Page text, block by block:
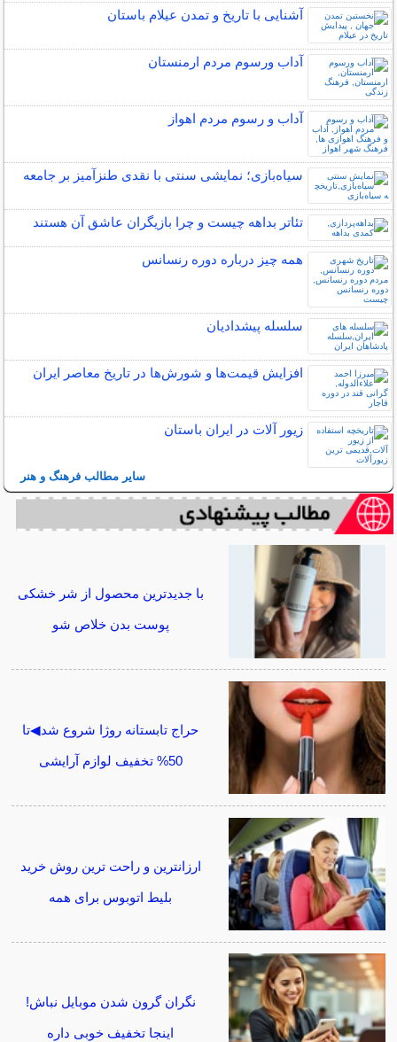
آشنایی با تاریخ و تمدن عیلام باستان
آداب ورسوم مردم ارمنستان
آداب و رسوم مردم اهواز
سیاه‌بازی؛ نمایشی سنتی با نقدی طنزآمیز بر جامعه
تئاتر بداهه چیست و چرا بازیگران عاشق آن هستند
همه چیز درباره دوره رنسانس
سلسله پیشدادیان
افزایش قیمت‌ها و شورش‌ها در تاریخ معاصر ایران
زیور آلات در ایران باستان
سایر مطالب فرهنگ و هنر
با جدیدترین محصول از شر خشکی
پوست بدن خلاص شو
حراج تابستانه روژا شروع شد◀تا
50% تخفیف لوازم آرایشی
ارزانترین و راحت ترین روش خرید
بلیط اتوبوس برای همه
نگران گرون شدن موبایل نباش!
اینجا تخفیف خوبی داره